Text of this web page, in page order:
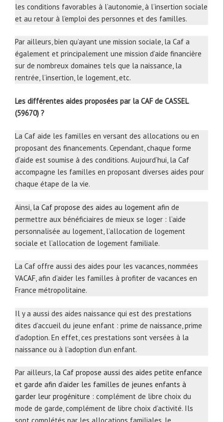
les conditions favorables à l’autonomie, à l’insertion sociale
et au retour à l’emploi des personnes et des familles.
Par ailleurs, bien qu’ayant une mission sociale, la Caf a
également et principalement une mission d’aide financière
sur de nombreux domaines tels que la naissance, la
rentrée, l’insertion, le logement, etc.
Les différentes aides proposées par la CAF de CASSEL
(59670) ?
La Caf aide les familles en versant des allocations ou en
proposant des financements. Cependant, chaque forme
d’aide est soumise à des conditions. Aujourd’hui, la Caf
accompagne les familles en proposant diverses aides pour
chaque étape de la vie.
Ainsi, la Caf propose des aides au logement afin de
permettre aux bénéficiaires de mieux se loger : l’aide
personnalisée au logement, l’allocation de logement
sociale et l’allocation de logement familiale.
La Caf offre aussi des aides pour les vacances, nommées
VACAF, afin d’aider les familles à profiter de vacances en
France métropolitaine.
Il y a aussi des aides naissance qui est des prestations
dites d’accueil du jeune enfant : prime de naissance, prime
d’adoption. En effet, ces prestations sont versées à la
naissance ou à l’adoption d’un enfant.
Par ailleurs, la Caf propose aussi des aides petite enfance
et garde afin d’aider les familles de jeunes enfants à
garder leur progéniture : complément de libre choix du
mode de garde, complément de libre choix d’activité. Ils